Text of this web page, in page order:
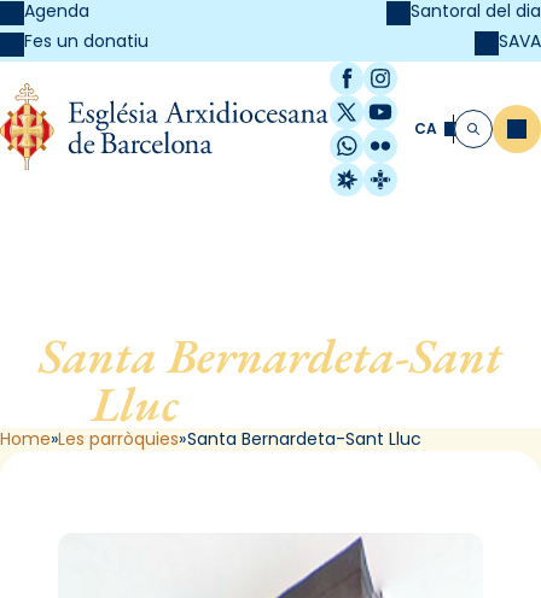
Agenda
Fes un donatiu
Santoral del dia
SAVA
Facebook
Instagram
X / Twitter
YouTube
WhatsApp
Flickr
Radio Estel
Catalunya
CA Cerca
Santa Bernardeta-Sant
Lluc, de Barcelona
Home Les parròquies Santa Bernardeta-Sant Lluc